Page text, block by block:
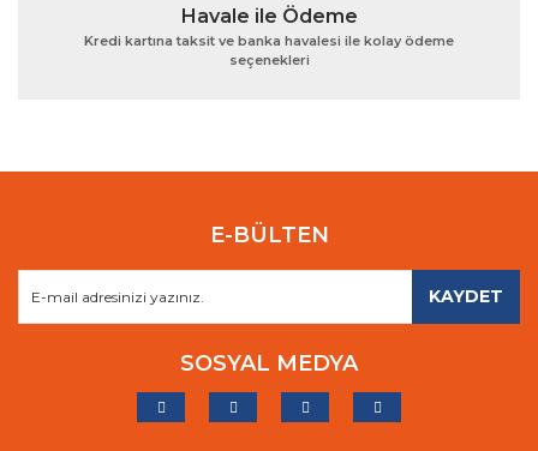
Havale ile Ödeme
Kredi kartına taksit ve banka havalesi ile kolay ödeme
seçenekleri
E-BÜLTEN
KAYDET
SOSYAL MEDYA